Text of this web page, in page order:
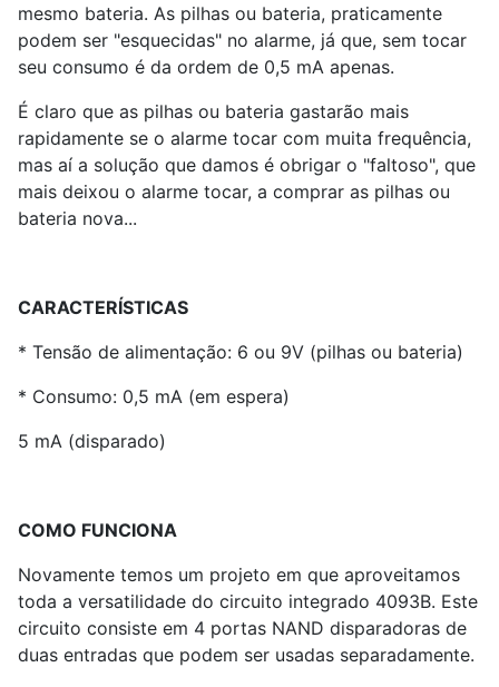
mesmo bateria. As pilhas ou bateria, praticamente
podem ser "esquecidas" no alarme, já que, sem tocar
seu consumo é da ordem de 0,5 mA apenas.
É claro que as pilhas ou bateria gastarão mais
rapidamente se o alarme tocar com muita frequência,
mas aí a solução que damos é obrigar o "faltoso", que
mais deixou o alarme tocar, a comprar as pilhas ou
bateria nova...
CARACTERÍSTICAS
* Tensão de alimentação: 6 ou 9V (pilhas ou bateria)
* Consumo: 0,5 mA (em espera)
5 mA (disparado)
COMO FUNCIONA
Novamente temos um projeto em que aproveitamos
toda a versatilidade do circuito integrado 4093B. Este
circuito consiste em 4 portas NAND disparadoras de
duas entradas que podem ser usadas separadamente.